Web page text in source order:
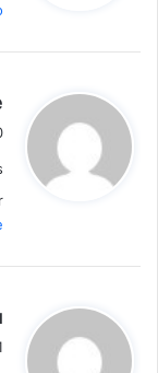
ي
10
ي
ق
11